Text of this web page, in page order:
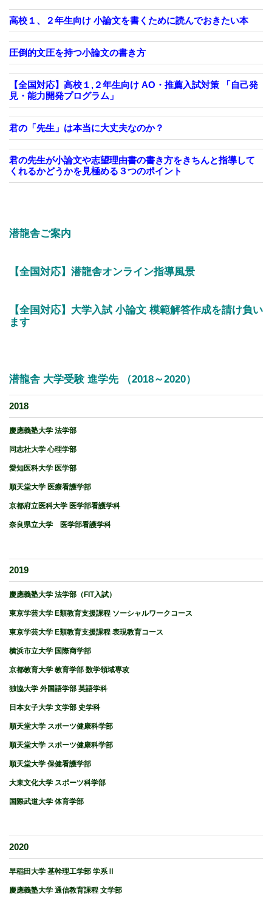
高校１、２年生向け 小論文を書くために読んでおきたい本
圧倒的文圧を持つ小論文の書き方
【全国対応】高校１,２年生向け AO・推薦入試対策 「自己発
見・能力開発プログラム」
君の「先生」は本当に大丈夫なのか？
君の先生が小論文や志望理由書の書き方をきちんと指導して
くれるかどうかを見極める３つのポイント
潜龍舎ご案内
【全国対応】潜龍舎オンライン指導風景
【全国対応】大学入試 小論文 模範解答作成を請け負い
ます
潜龍舎 大学受験 進学先 （2018～2020）
2018
慶應義塾大学 法学部
同志社大学 心理学部
愛知医科大学 医学部
順天堂大学 医療看護学部
京都府立医科大学 医学部看護学科
奈良県立大学 医学部看護学科
2019
慶應義塾大学 法学部（FIT入試）
東京学芸大学 E類教育支援課程 ソーシャルワークコース
東京学芸大学 E類教育支援課程 表現教育コース
横浜市立大学 国際商学部
京都教育大学 教育学部 数学領域専攻
独協大学 外国語学部 英語学科
日本女子大学 文学部 史学科
順天堂大学 スポーツ健康科学部
順天堂大学 スポーツ健康科学部
順天堂大学 保健看護学部
大東文化大学 スポーツ科学部
国際武道大学 体育学部
2020
早稲田大学 基幹理工学部 学系Ⅱ
慶應義塾大学 通信教育課程 文学部